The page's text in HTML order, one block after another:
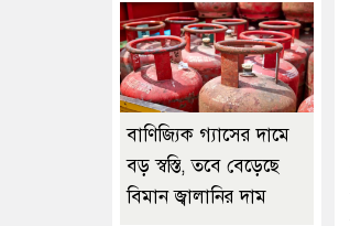
বাণিজ্যিক গ্যাসের দামে
বড় স্বস্তি, তবে বেড়েছে
বিমান জ্বালানির দাম